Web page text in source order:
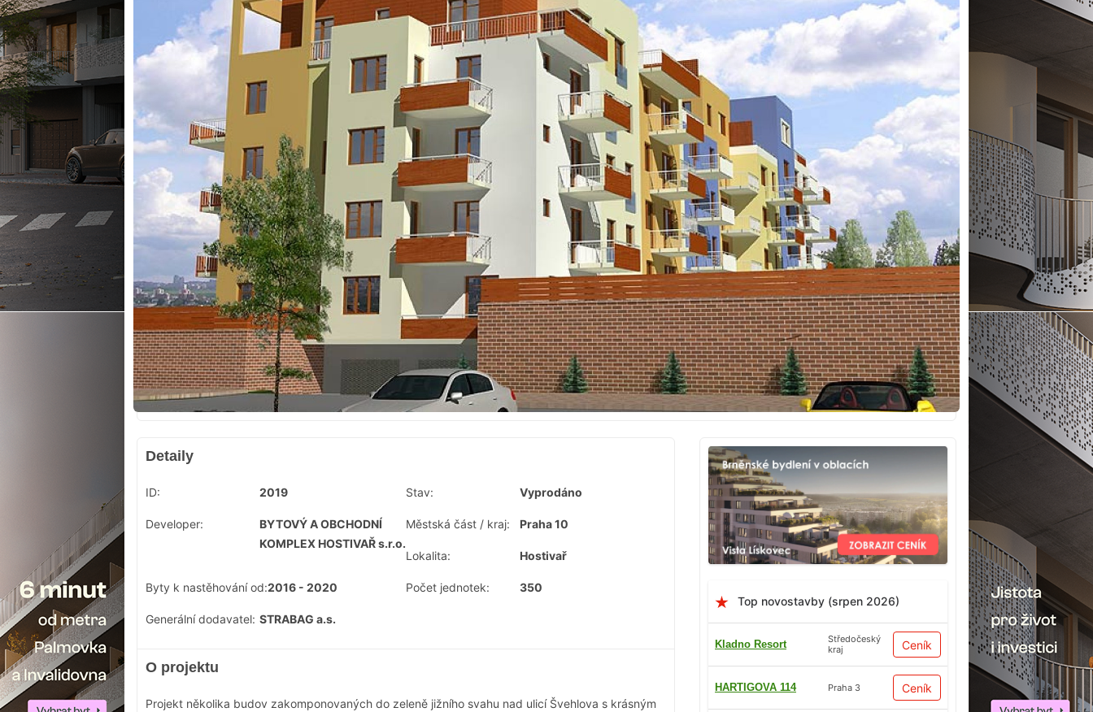
Top novostavby (srpen 2026)
Kladno Resort
Středočeský
kraj
Ceník
HARTIGOVA 114 Praha 3 Ceník
Detaily
ID: 2019 Stav: Vyprodáno
Developer:
BYTOVÝ A OBCHODNÍ
KOMPLEX HOSTIVAŘ s.r.o.
Městská část / kraj: Praha 10
Lokalita: Hostivař
Byty k nastěhování od:2016 - 2020 Počet jednotek: 350
Generální dodavatel: STRABAG a.s.
O projektu
Projekt několika budov zakomponovaných do zeleně jižního svahu nad ulicí Švehlova s krásným